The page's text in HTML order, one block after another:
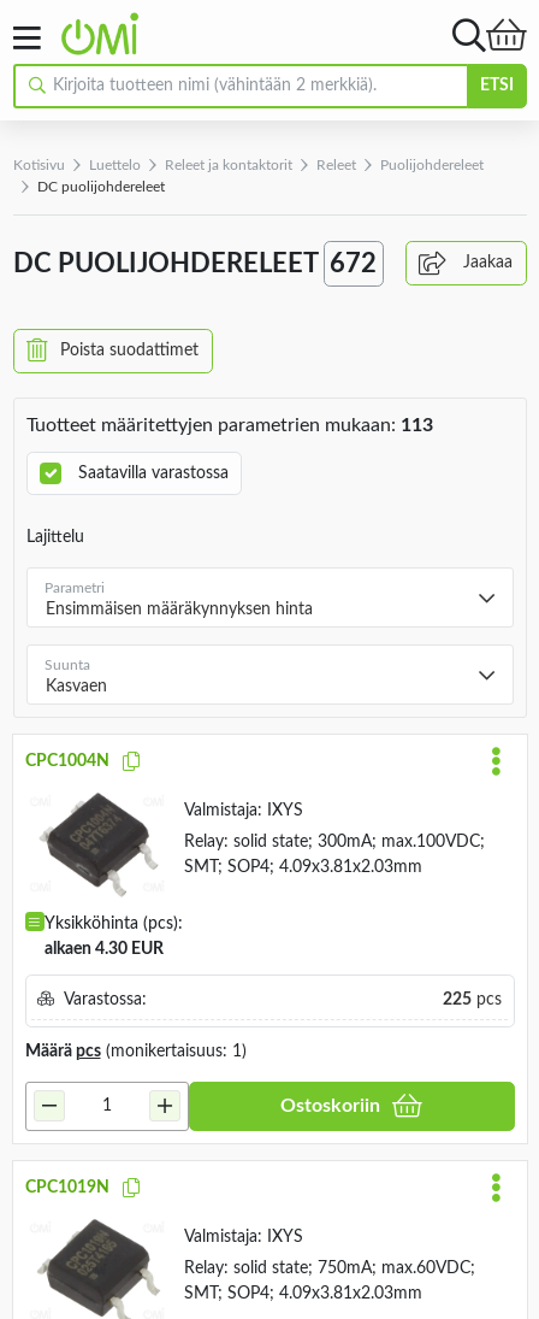
ETSI
Kotisivu Luettelo Releet ja kontaktorit Releet
Puolijohdereleet
DC puolijohdereleet
DC PUOLIJOHDERELEET 672 Jaakaa
Poista suodattimet
Tuotteet määritettyjen parametrien mukaan: 113
Saatavilla varastossa
Lajittelu
Ensimmäisen määräkynnyksen hinta
Parametri
Kasvaen
Suunta
CPC1004N
Valmistaja:
IXYS
Relay: solid state; 300mA; max.100VDC;
SMT; SOP4; 4.09x3.81x2.03mm
Yksikköhinta (pcs):
alkaen 4.30 EUR
Varastossa: 225pcs
Määrä pcs(monikertaisuus: 1)
Ostoskoriin
CPC1019N
Valmistaja:
IXYS
Relay: solid state; 750mA; max.60VDC;
SMT; SOP4; 4.09x3.81x2.03mm